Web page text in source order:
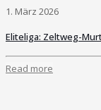
1. März 2026
Eliteliga: Zeltweg-
Read more